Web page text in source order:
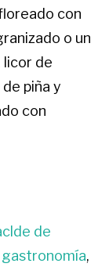
con
o un
licor de
piña y
con
de
gastronomía,